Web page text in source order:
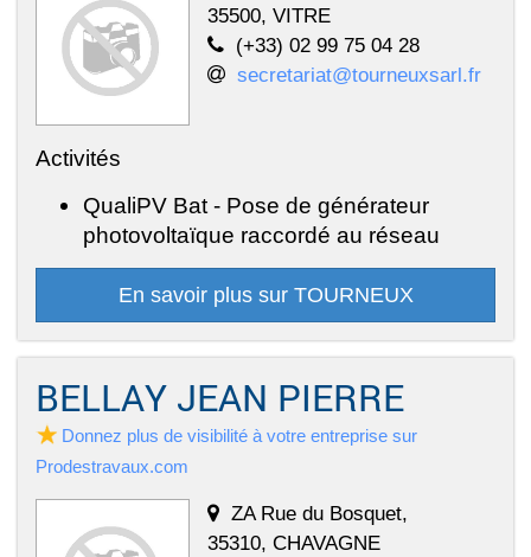
35500, VITRE
(+33) 02 99 75 04 28
secretariat@tourneuxsarl.fr
Activités
QualiPV Bat - Pose de générateur
photovoltaïque raccordé au réseau
En savoir plus sur TOURNEUX
BELLAY JEAN PIERRE
Donnez plus de visibilité à votre entreprise sur
Prodestravaux.com
ZA Rue du Bosquet,
35310, CHAVAGNE